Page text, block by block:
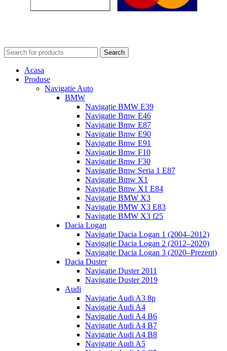
Search
Acasa
Produse
Navigatie Auto
BMW
Navigație BMW E39
Navigatie Bmw E46
Navigatie Bmw E87
Navigatie Bmw E90
Navigatie Bmw E91
Navigatie Bmw F10
Navigatie Bmw F30
Navigatie Bmw Seria 1 E87
Navigatie Bmw X1
Navigatie Bmw X1 E84
Navigatie BMW X3
Navigatie BMW X3 E83
Navigatie BMW X3 f25
Dacia Logan
Navigație Dacia Logan 1 (2004–2012)
Navigație Dacia Logan 2 (2012–2020)
Navigație Dacia Logan 3 (2020–Prezent)
Dacia Duster
Navigatie Duster 2011
Navigatie Duster 2019
Audi
Navigatie Audi A3 8p
Navigatie Audi A4
Navigatie Audi A4 B6
Navigatie Audi A4 B7
Navigatie Audi A4 B8
Navigatie Audi A5